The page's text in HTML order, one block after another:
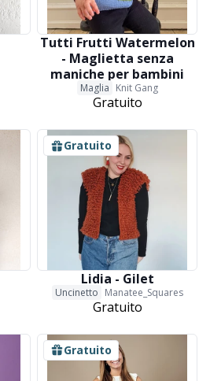
Tutti Frutti Watermelon
- Maglietta senza
maniche per bambini
Maglia Knit Gang
Gratuito
Gratuito
Lidia - Gilet
Uncinetto Manatee_Squares
Gratuito
Gratuito